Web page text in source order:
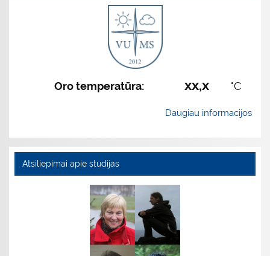
Oro temperatūra: xx,x °C
Daugiau informacijos
Atsiliepimai apie studijas